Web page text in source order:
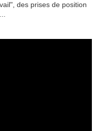
des prises de position